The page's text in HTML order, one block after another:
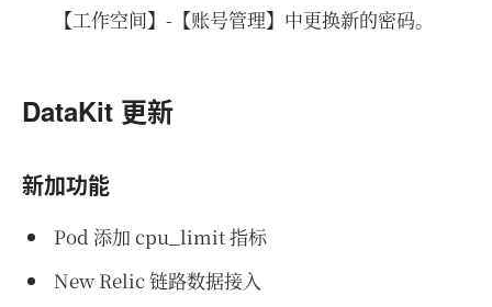
【工作空间】-【账号管理】中更换新的密码。
DataKit 更新
新加功能
Pod 添加 cpu_limit 指标
New Relic 链路数据接入